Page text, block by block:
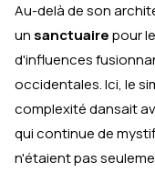
Au-delà de son
un sanctuairepour
d'influences
occidentales. Ici, le
complexité dansait
qui continue de
n'étaient pas